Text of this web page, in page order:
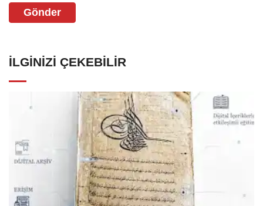
Gönder
İLGINIZI ÇEKEBILIR